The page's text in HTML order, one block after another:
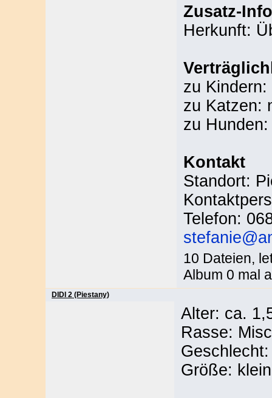
Zusatz-Info
Herkunft:
zu
zu Katzen:
zu Hunden:
Kontakt
Standort:
Telefon:
10 Dateien,
Album 0 mal
DIDI 2 (Piestany)
Alter: ca.
Rasse:
Größe: klein